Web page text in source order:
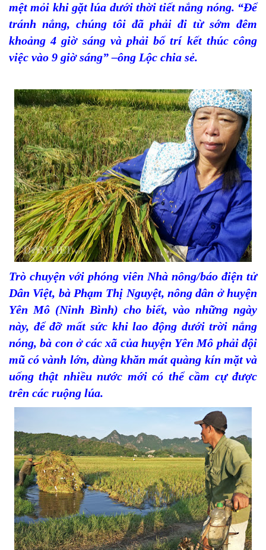
mệt mỏi khi gặt lúa dưới thời tiết nắng nóng. “Để
tránh nắng, chúng tôi đã phải đi từ sớm đêm
khoảng 4 giờ sáng và phải bố trí kết thúc công
việc vào 9 giờ sáng” –ông Lộc chia sẻ.
Trò chuyện với phóng viên Nhà nông/báo điện tử
Dân Việt, bà Phạm Thị Nguyệt, nông dân ở huyện
Yên Mô (Ninh Bình) cho biết, vào những ngày
này, để đỡ mất sức khi lao động dưới trời nắng
nóng, bà con ở các xã của huyện Yên Mô phải đội
mũ có vành lớn, dùng khăn mát quàng kín mặt và
uống thật nhiều nước mới có thể cầm cự được
trên các ruộng lúa.